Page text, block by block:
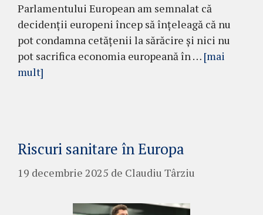
Parlamentului European am semnalat că
decidenții europeni încep să înțeleagă că nu
pot condamna cetățenii la sărăcire și nici nu
pot sacrifica economia europeană în … [mai
mult]
Riscuri sanitare în Europa
19 decembrie 2025 de Claudiu Târziu